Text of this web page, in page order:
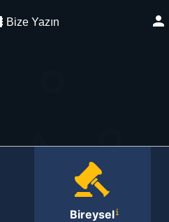
Bize Yazın
Bireysel